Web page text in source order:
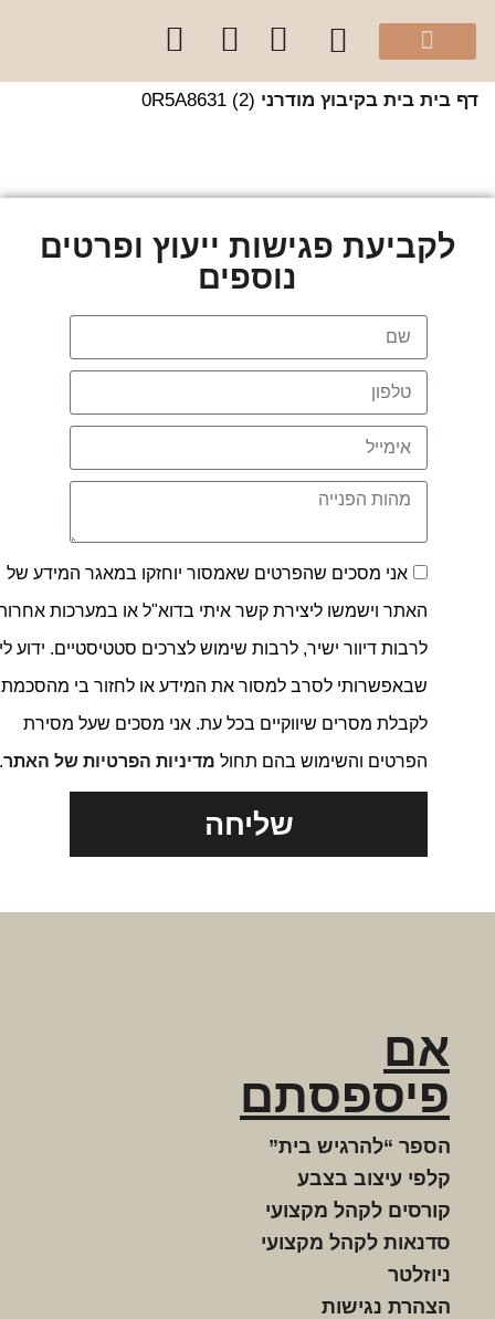
בית בית בקיבוץ מודרני 0R5A8631 (2)
לקביעת פגישות ייעוץ ופרטים
נוספים
אני מסכים שהפרטים שאמסור יוחזקו במאגר המידע של
האתר וישמשו ליצירת קשר איתי בדוא"ל או במערכות אחרות,
לרבות דיוור ישיר, לרבות שימוש לצרכים סטטיסטיים. ידוע לי
שבאפשרותי לסרב למסור את המידע או לחזור בי מהסכמתי
לקבלת מסרים שיווקיים בכל עת. אני מסכים שעל מסירת
הפרטים והשימוש בהם תחולמדיניות הפרטיות של האתר.
שליחה
אם
פיספסתם
הספר “להרגיש בית”
קלפי עיצוב בצבע
קורסים לקהל מקצועי
סדנאות לקהל מקצועי
ניוזלטר
הצהרת נגישות